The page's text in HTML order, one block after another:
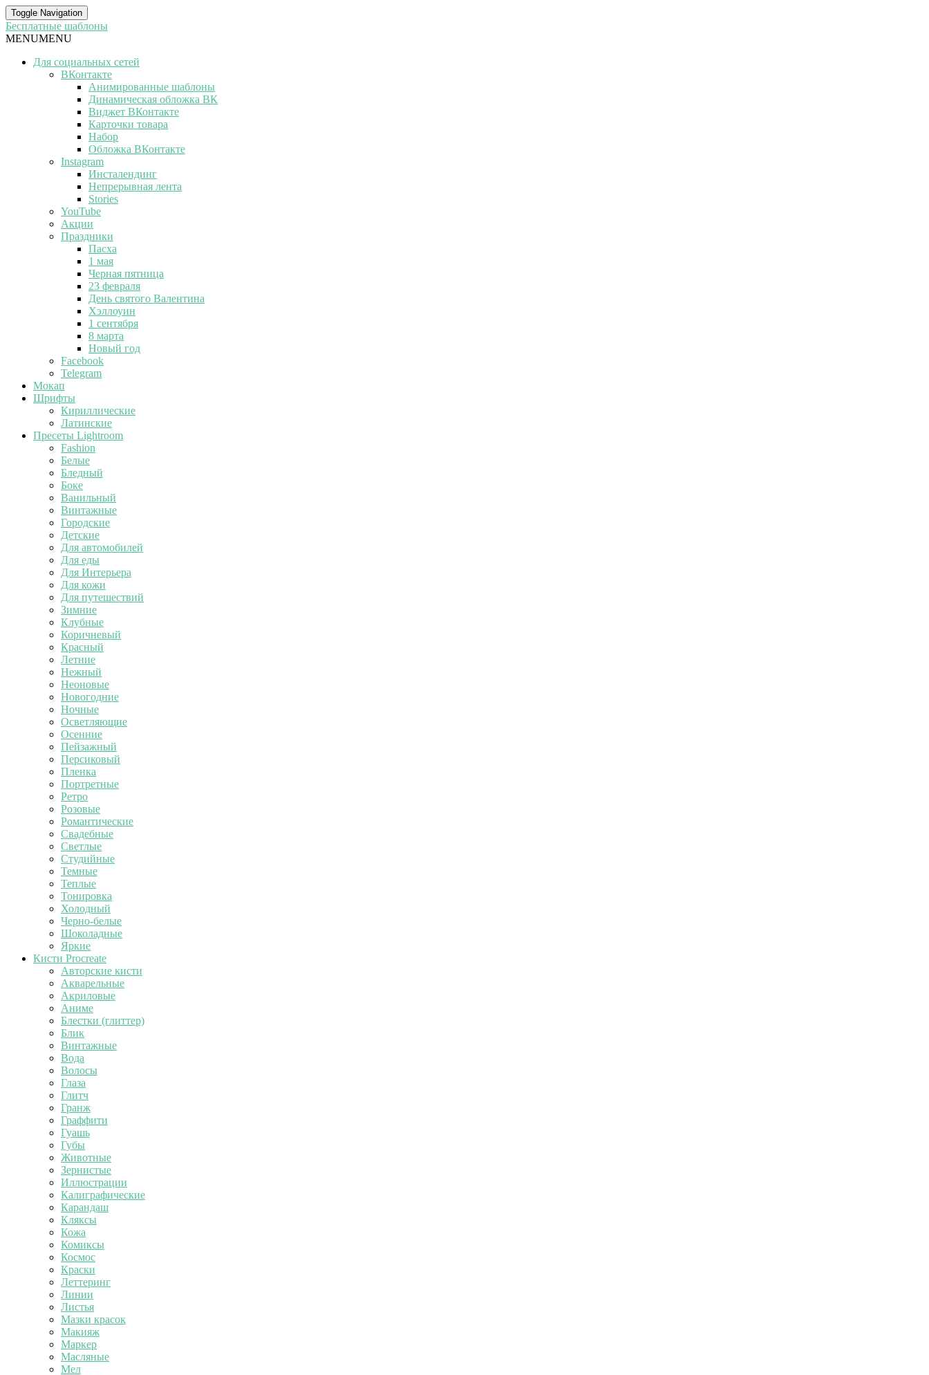
Toggle Navigation
Бесплатные шаблоны
MENUMENU
Для социальных сетей
ВКонтакте
Анимированные шаблоны
Динамическая обложка ВК
Виджет ВКонтакте
Карточки товара
Набор
Обложка ВКонтакте
Instagram
Инсталендинг
Непрерывная лента
Stories
YouTube
Акции
Праздники
Пасха
1 мая
Черная пятница
23 февраля
День святого Валентина
Хэллоуин
1 сентября
8 марта
Новый год
Facebook
Telegram
Мокап
Шрифты
Кириллические
Латинские
Пресеты Lightroom
Fashion
Белые
Бледный
Боке
Ванильный
Винтажные
Городские
Детские
Для автомобилей
Для еды
Для Интерьера
Для кожи
Для путешествий
Зимние
Клубные
Коричневый
Красный
Летние
Нежный
Неоновые
Новогодние
Ночные
Осветляющие
Осенние
Пейзажный
Персиковый
Пленка
Портретные
Ретро
Розовые
Романтические
Свадебные
Светлые
Студийные
Темные
Теплые
Тонировка
Холодный
Черно-белые
Шоколадные
Яркие
Кисти Procreate
Авторские кисти
Акварельные
Акриловые
Аниме
Блестки (глиттер)
Блик
Винтажные
Вода
Волосы
Глаза
Глитч
Гранж
Граффити
Гуашь
Губы
Животные
Зернистые
Иллюстрации
Калиграфические
Карандаш
Кляксы
Кожа
Комиксы
Космос
Краски
Леттеринг
Линии
Листья
Мазки красок
Макияж
Маркер
Масляные
Мел